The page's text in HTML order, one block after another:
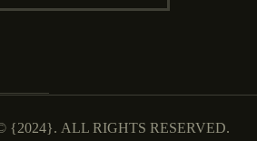
{2024}. ALL RIGHTS RESERVED.